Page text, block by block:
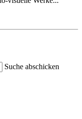
Suche abschicken